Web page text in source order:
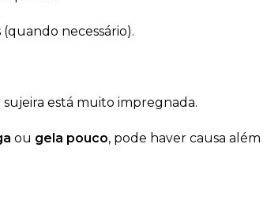
necessário).
está muito impregnada.
ou gela pouco, pode haver causa além